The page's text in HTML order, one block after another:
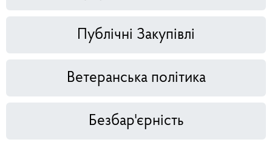
Публічні Закупівлі
Ветеранська політика
Безбар'єрність